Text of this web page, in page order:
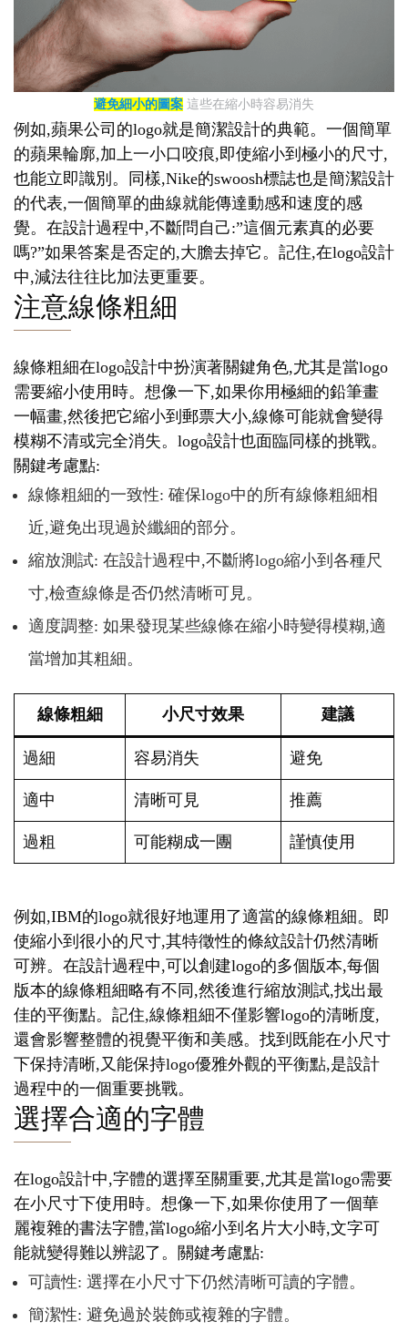
避免細小的圖案 這些在縮小時容易消失
例如,蘋果公司的logo就是簡潔設計的典範。一個簡單
的蘋果輪廓,加上一小口咬痕,即使縮小到極小的尺寸,
也能立即識別。同樣,Nike的swoosh標誌也是簡潔設計
的代表,一個簡單的曲線就能傳達動感和速度的感
覺。在設計過程中,不斷問自己:”這個元素真的必要
嗎?”如果答案是否定的,大膽去掉它。記住,在logo設計
中,減法往往比加法更重要。
注意線條粗細
線條粗細在logo設計中扮演著關鍵角色,尤其是當logo
需要縮小使用時。想像一下,如果你用極細的鉛筆畫
一幅畫,然後把它縮小到郵票大小,線條可能就會變得
模糊不清或完全消失。logo設計也面臨同樣的挑戰。
關鍵考慮點:
線條粗細的一致性: 確保logo中的所有線條粗細相
近,避免出現過於纖細的部分。
縮放測試: 在設計過程中,不斷將logo縮小到各種尺
寸,檢查線條是否仍然清晰可見。
適度調整: 如果發現某些線條在縮小時變得模糊,適
當增加其粗細。
線條粗細 小尺寸效果 建議
過細 容易消失 避免
適中 清晰可見 推薦
過粗 可能糊成一團 謹慎使用
例如,IBM的logo就很好地運用了適當的線條粗細。即
使縮小到很小的尺寸,其特徵性的條紋設計仍然清晰
可辨。在設計過程中,可以創建logo的多個版本,每個
版本的線條粗細略有不同,然後進行縮放測試,找出最
佳的平衡點。記住,線條粗細不僅影響logo的清晰度,
還會影響整體的視覺平衡和美感。找到既能在小尺寸
下保持清晰,又能保持logo優雅外觀的平衡點,是設計
過程中的一個重要挑戰。
選擇合適的字體
在logo設計中,字體的選擇至關重要,尤其是當logo需要
在小尺寸下使用時。想像一下,如果你使用了一個華
麗複雜的書法字體,當logo縮小到名片大小時,文字可
能就變得難以辨認了。關鍵考慮點:
可讀性: 選擇在小尺寸下仍然清晰可讀的字體。
簡潔性: 避免過於裝飾或複雜的字體。